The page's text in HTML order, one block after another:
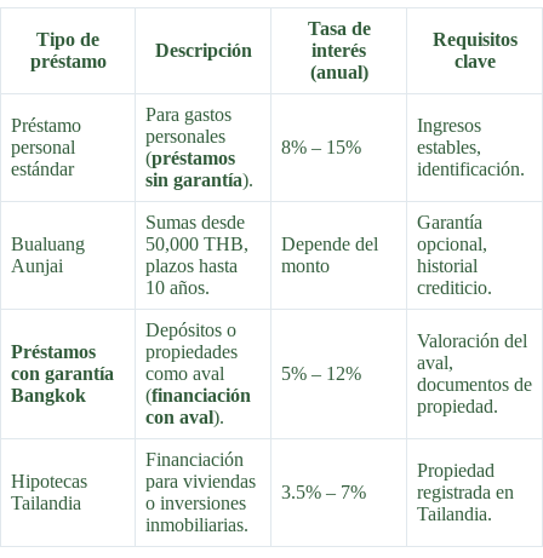
Tipo de
préstamo
Descripción
Tasa de
interés
(anual)
Requisitos
clave
Préstamo
personal
estándar
Para gastos
personales
(préstamos
sin garantía).
8% – 15%
Ingresos
estables,
identificación.
Bualuang
Aunjai
Sumas desde
50,000 THB,
plazos hasta
10 años.
Depende del
monto
Garantía
opcional,
historial
crediticio.
Préstamos
con garantía
Bangkok
Depósitos o
propiedades
como aval
(financiación
con aval).
5% – 12%
Valoración del
aval,
documentos de
propiedad.
Hipotecas
Tailandia
Financiación
para viviendas
o inversiones
inmobiliarias.
3.5% – 7%
Propiedad
registrada en
Tailandia.